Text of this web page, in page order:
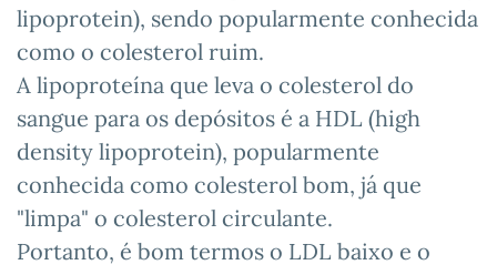
lipoprotein), sendo popularmente conhecida
como o colesterol ruim.
A lipoproteína que leva o colesterol do
sangue para os depósitos é a HDL (high
density lipoprotein), popularmente
conhecida como colesterol bom, já que
"limpa" o colesterol circulante.
Portanto, é bom termos o LDL baixo e o